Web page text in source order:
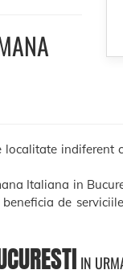
Italiana in
de
IN